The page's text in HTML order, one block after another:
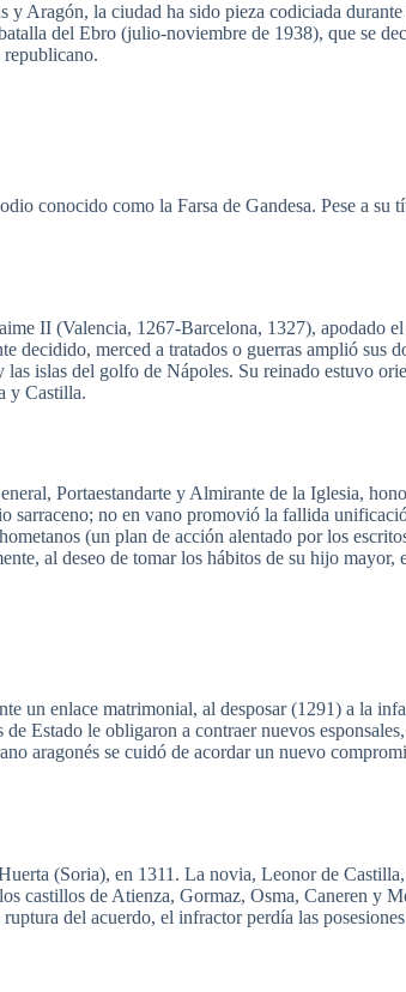
y Aragón, la ciudad ha sido pieza codiciada durante
del Ebro (julio-noviembre de 1938), que se
republicano.
conocido como la Farsa de Gandesa. Pese a su
II (Valencia, 1267-Barcelona, 1327), apodado el
decidido, merced a tratados o guerras amplió sus
las islas del golfo de Nápoles. Su reinado estuvo
y Castilla.
Portaestandarte y Almirante de la Iglesia,
sarraceno; no en vano promovió la fallida
(un plan de acción alentado porlos
, al deseo de tomarlos hábitos de su hijo mayor,
un enlace matrimonial, al desposar(1291) a la
de Estado le obligaron a contraer nuevos esponsales,
aragonés se cuidó de acordarun nuevo
(Soria), en 1311. La novia, Leonorde Castilla
los castillos de Atienza, Gormaz, Osma, Caneren y
ruptura del acuerdo, el infractor perdía las posesiones